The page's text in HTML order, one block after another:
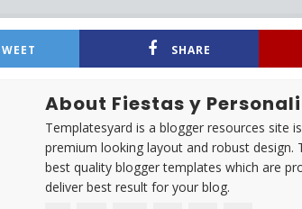
SHARE
About Fiestas y
Templatesyard is a blogger resources site
premium looking layout and robust
best quality blogger templates which are
deliver best result for your blog.